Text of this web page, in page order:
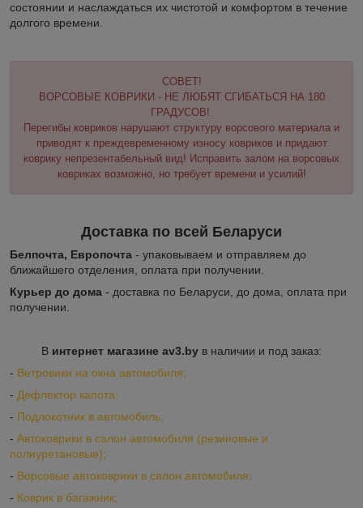
состоянии и наслаждаться их чистотой и комфортом в течение
долгого времени.
СОВЕТ!
ВОРСОВЫЕ КОВРИКИ - НЕ ЛЮБЯТ СГИБАТЬСЯ НА 180
ГРАДУСОВ!
Перегибы ковриков нарушают структуру ворсового материала и
приводят к преждевременному износу ковриков и придают
коврику непрезентабельный вид! Исправить залом на ворсовых
ковриках возможно, но требует времени и усилий!
Доставка по всей Беларуси
Белпочта, Европочта - упаковываем и отправляем до
ближайшего отделения, оплата при получении.
Курьер до дома - доставка по Беларуси, до дома, оплата при
получении.
В интернет магазине av3.by в наличии и под заказ:
- Ветровики на окна автомобиля;
- Дефлектор капота;
- Подлокотник в автомобиль;
- Автоковрики в салон автомобиля (резиновые и
полиуретановые);
- Ворсовые автоковрики в салон автомобиля;
- Коврик в багажник;